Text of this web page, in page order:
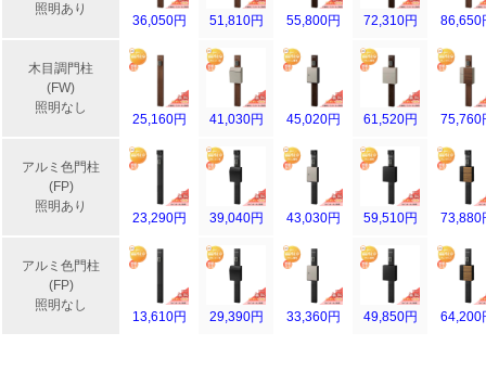
照明あり
36,050円 51,810円 55,800円 72,310円 86,650
木目調門柱
(FW)
照明なし
25,160円 41,030円 45,020円 61,520円 75,760
アルミ色門柱
(FP)
照明あり
23,290円 39,040円 43,030円 59,510円 73,880
アルミ色門柱
(FP)
照明なし
13,610円 29,390円 33,360円 49,850円 64,200